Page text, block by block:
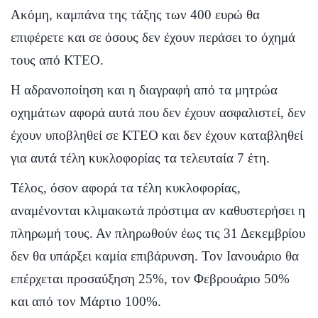
Ακόμη, καμπάνα της τάξης των 400 ευρώ θα
επιφέρετε και σε όσους δεν έχουν περάσει το όχημά
τους από ΚΤΕΟ.
Η αδρανοποίηση και η διαγραφή από τα μητρώα
οχημάτων αφορά αυτά που δεν έχουν ασφαλιστεί, δεν
έχουν υποβληθεί σε ΚΤΕΟ και δεν έχουν καταβληθεί
για αυτά τέλη κυκλοφορίας τα τελευταία 7 έτη.
Τέλος, όσον αφορά τα τέλη κυκλοφορίας,
αναμένονται κλιμακωτά πρόστιμα αν καθυστερήσει η
πληρωμή τους. Αν πληρωθούν έως τις 31 Δεκεμβρίου
δεν θα υπάρξει καμία επιβάρυνση. Τον Ιανουάριο θα
επέρχεται προσαύξηση 25%, τον Φεβρουάριο 50%
και από τον Μάρτιο 100%.